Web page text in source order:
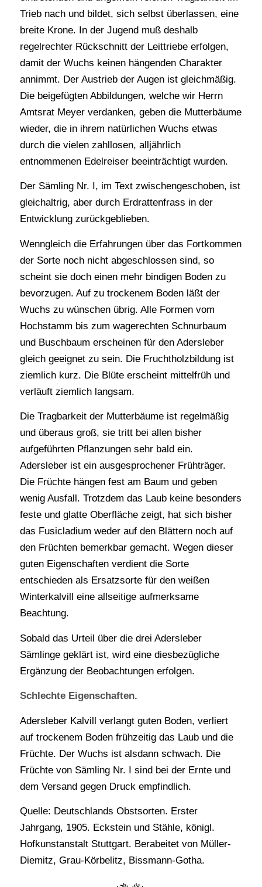
Trieb nach und bildet, sich selbst überlassen, eine
breite Krone. In der Jugend muß deshalb
regelrechter Rückschnitt der Leittriebe erfolgen,
damit der Wuchs keinen hängenden Charakter
annimmt. Der Austrieb der Augen ist gleichmäßig.
Die beigefügten Abbildungen, welche wir Herrn
Amtsrat Meyer verdanken, geben die Mutterbäume
wieder, die in ihrem natürlichen Wuchs etwas
durch die vielen zahllosen, alljährlich
entnommenen Edelreiser beeinträchtigt wurden.
Der Sämling Nr. I, im Text zwischengeschoben, ist
gleichaltrig, aber durch Erdrattenfrass in der
Entwicklung zurückgeblieben.
Wenngleich die Erfahrungen über das Fortkommen
der Sorte noch nicht abgeschlossen sind, so
scheint sie doch einen mehr bindigen Boden zu
bevorzugen. Auf zu trockenem Boden läßt der
Wuchs zu wünschen übrig. Alle Formen vom
Hochstamm bis zum wagerechten Schnurbaum
und Buschbaum erscheinen für den Adersleber
gleich geeignet zu sein. Die Fruchtholzbildung ist
ziemlich kurz. Die Blüte erscheint mittelfrüh und
verläuft ziemlich langsam.
Die Tragbarkeit der Mutterbäume ist regelmäßig
und überaus groß, sie tritt bei allen bisher
aufgeführten Pflanzungen sehr bald ein.
Adersleber ist ein ausgesprochener Frühträger.
Die Früchte hängen fest am Baum und geben
wenig Ausfall. Trotzdem das Laub keine besonders
feste und glatte Oberfläche zeigt, hat sich bisher
das Fusicladium weder auf den Blättern noch auf
den Früchten bemerkbar gemacht. Wegen dieser
guten Eigenschaften verdient die Sorte
entschieden als Ersatzsorte für den weißen
Winterkalvill eine allseitige aufmerksame
Beachtung.
Sobald das Urteil über die drei Adersleber
Sämlinge geklärt ist, wird eine diesbezügliche
Ergänzung der Beobachtungen erfolgen.
Schlechte Eigenschaften.
Adersleber Kalvill verlangt guten Boden, verliert
auf trockenem Boden frühzeitig das Laub und die
Früchte. Der Wuchs ist alsdann schwach. Die
Früchte von Sämling Nr. I sind bei der Ernte und
dem Versand gegen Druck empfindlich.
Quelle: Deutschlands Obstsorten. Erster
Jahrgang, 1905. Eckstein und Stähle, königl.
Hofkunstanstalt Stuttgart. Berabeitet von Müller-
Diemitz, Grau-Körbelitz, Bissmann-Gotha.